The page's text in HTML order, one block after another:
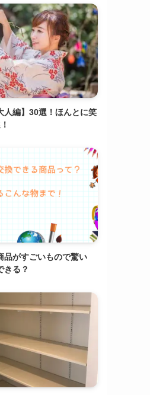
人編】30選！ほんとに笑
品がすごいもので驚い
きる？